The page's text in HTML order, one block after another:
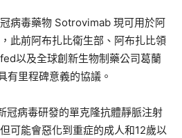
冠病毒藥物 Sotrovimab 現可用於阿
此前阿布扎比衛生部、阿布扎比領
以及全球創新生物制藥公司葛蘭
有里程碑意義的協議。
冠病毒研發的單克隆抗體靜脈注射
可能會惡化到重症的成人和12歲以